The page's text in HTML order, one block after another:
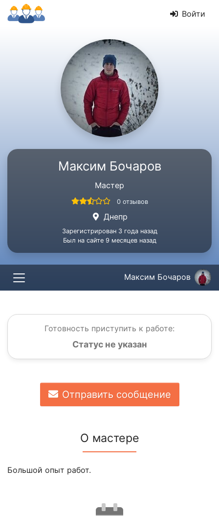
Войти
Максим Бочаров
Мастер
0 отзывов
Днепр
Зарегистрирован 3 года назад
Был на сайте 9 месяцев назад
Максим Бочаров
Готовность приступить к работе:
Статус не указан
Отправить сообщение
О мастере
Большой опыт работ.